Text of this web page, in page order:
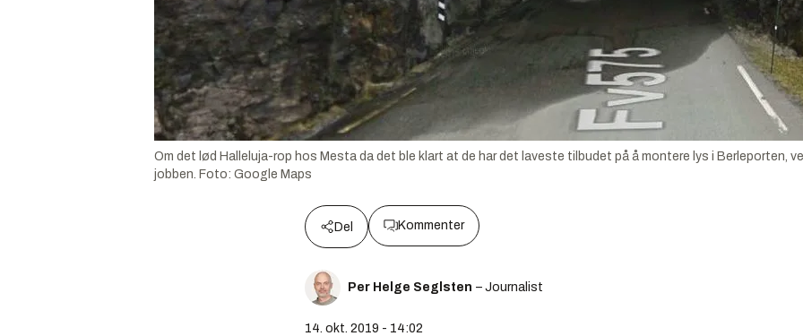
Om det lød Halleluja-rop hos Mesta da det ble klart at de har det laveste tilbudet på å montere lys i Berleporten,
jobben. Foto: Google Maps
Del Kommenter
Per Helge Seglsten – Journalist
14. okt. 2019 - 14:02